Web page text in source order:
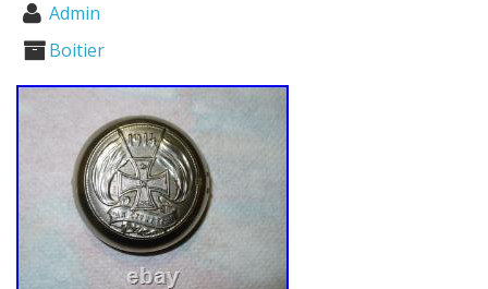
Admin
Boitier